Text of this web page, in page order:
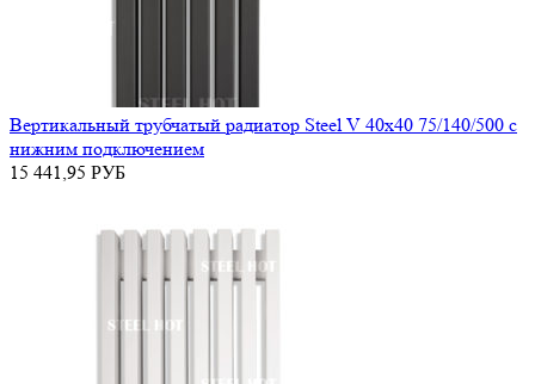
Вертикальный трубчатый радиатор Steel V 40х40 75/140/500 с
нижним подключением
15 441,95 РУБ